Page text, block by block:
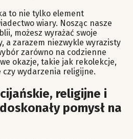
to nie tylko element
wiary. Nosząc nasze
możesz wyrażać swoje
a zarazem niezwykle wyrazisty
zarówno na codzienne
okazje, takie jak rekolekcje,
wydarzenia religijne.
religijne i
pomysł na